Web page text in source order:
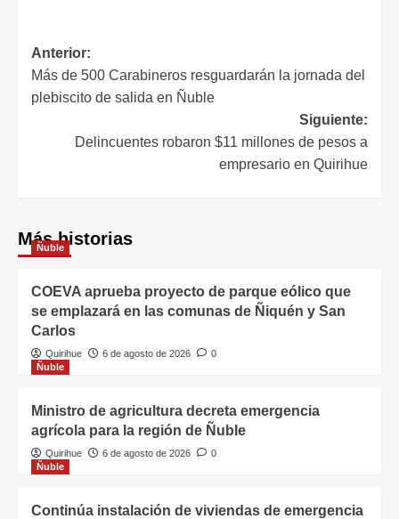
Anterior:
Más de 500 Carabineros resguardarán la jornada del
plebiscito de salida en Ñuble
Siguiente:
Delincuentes robaron $11 millones de pesos a
empresario en Quirihue
Más historias
Ñuble
COEVA aprueba proyecto de parque eólico que
se emplazará en las comunas de Ñiquén y San
Carlos
Quirihue 6 de agosto de 2026
0
Ñuble
Ministro de agricultura decreta emergencia
agrícola para la región de Ñuble
Quirihue 6 de agosto de 2026
0
Ñuble
Continúa instalación de viviendas de emergencia